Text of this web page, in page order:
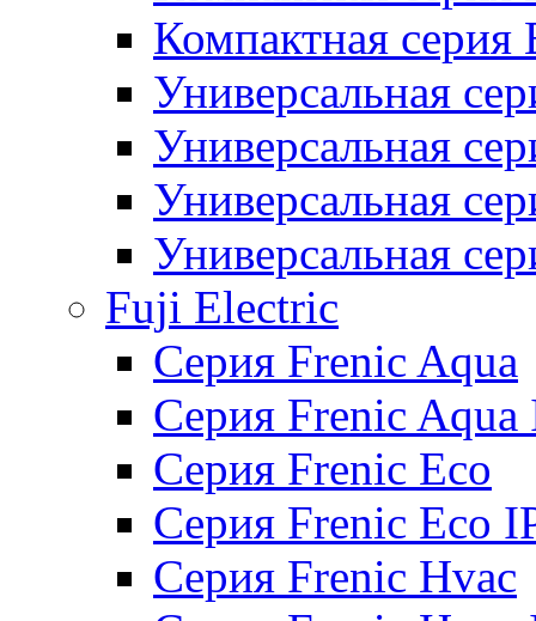
Компактная
Универсальная
Универсальная
Универсальная
Универсальная
Fuji Electric
Серия Frenic Aqua
Серия Frenic Aqua
Серия Frenic Eco
Серия Frenic Eco
Серия Frenic Hvac